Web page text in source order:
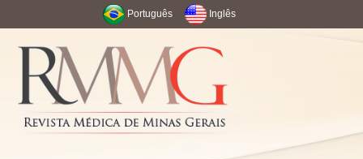
Português Inglês